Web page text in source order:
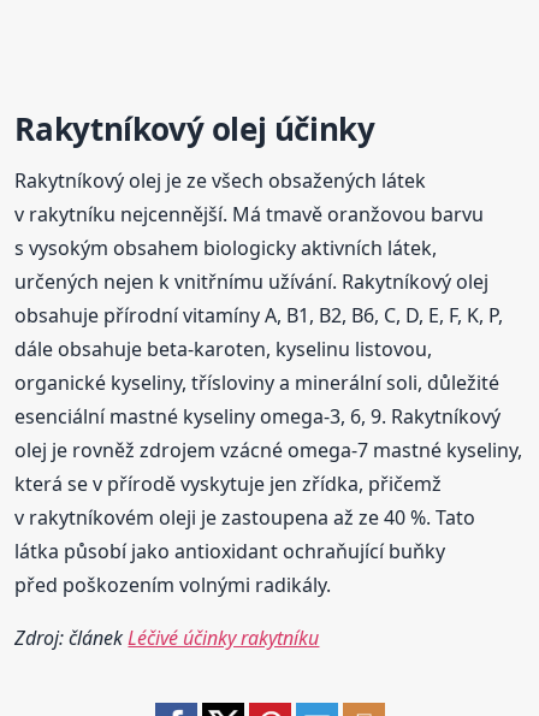
Rakytníkový olej účinky
Rakytníkový olej je ze všech obsažených látek
v rakytníku nejcennější. Má tmavě oranžovou barvu
s vysokým obsahem biologicky aktivních látek,
určených nejen k vnitřnímu užívání. Rakytníkový olej
obsahuje přírodní vitamíny A, B1, B2, B6, C, D, E, F, K, P,
dále obsahuje beta-karoten, kyselinu listovou,
organické kyseliny, třísloviny a minerální soli, důležité
esenciální mastné kyseliny omega-3, 6, 9. Rakytníkový
olej je rovněž zdrojem vzácné omega-7 mastné kyseliny,
která se v přírodě vyskytuje jen zřídka, přičemž
v rakytníkovém oleji je zastoupena až ze 40 %. Tato
látka působí jako antioxidant ochraňující buňky
před poškozením volnými radikály.
Zdroj: článekLéčivé účinky rakytníku